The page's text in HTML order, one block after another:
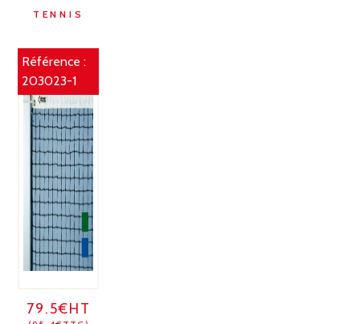
TENNIS
Référence :
203023-1
79.5€HT